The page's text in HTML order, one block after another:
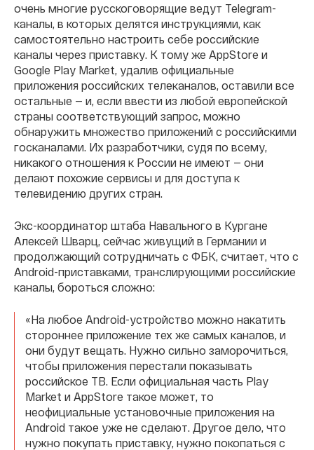
очень многие русскоговорящие ведут Telegram-
каналы, в которых делятся инструкциями, как
самостоятельно настроить себе российские
каналы через приставку. К тому же AppStore и
Google Play Market, удалив официальные
приложения российских телеканалов, оставили все
остальные — и, если ввести из любой европейской
страны соответствующий запрос, можно
обнаружить множество приложений с российскими
госканалами. Их разработчики, судя по всему,
никакого отношения к России не имеют — они
делают похожие сервисы и для доступа к
телевидению других стран.
Экс-координатор штаба Навального в Кургане
Алексей Шварц, сейчас живущий в Германии и
продолжающий сотрудничать с ФБК, считает, что с
Android-приставками, транслирующими российские
каналы, бороться сложно:
«На любое Android-устройство можно накатить
стороннее приложение тех же самых каналов, и
они будут вещать. Нужно сильно заморочиться,
чтобы приложения перестали показывать
российское ТВ. Если официальная часть Play
Market и AppStore такое может, то
неофициальные установочные приложения на
Android такое уже не сделают. Другое дело, что
нужно покупать приставку, нужно покопаться с